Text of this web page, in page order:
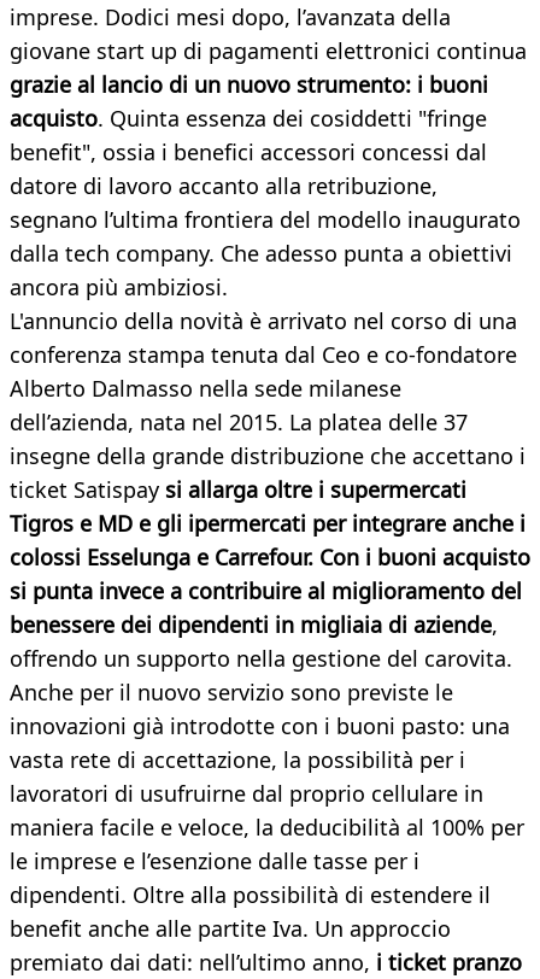
imprese. Dodici mesi dopo, l’avanzata della
giovane start up di pagamenti elettronici continua
grazie al lancio di un nuovo strumento: i buoni
acquisto. Quinta essenza dei cosiddetti "fringe
benefit", ossia i benefici accessori concessi dal
datore di lavoro accanto alla retribuzione,
segnano l’ultima frontiera del modello inaugurato
dalla tech company. Che adesso punta a obiettivi
ancora più ambiziosi.
L'annuncio della novità è arrivato nel corso di una
conferenza stampa tenuta dal Ceo e co-fondatore
Alberto Dalmasso nella sede milanese
dell’azienda, nata nel 2015. La platea delle 37
insegne della grande distribuzione che accettano i
ticket Satispay si allarga oltre i supermercati
Tigros e MD e gli ipermercati per integrare anche i
colossi Esselunga e Carrefour. Con i buoni acquisto
si punta invece a contribuire al miglioramento del
benessere dei dipendenti in migliaia di aziende,
offrendo un supporto nella gestione del carovita.
Anche per il nuovo servizio sono previste le
innovazioni già introdotte con i buoni pasto: una
vasta rete di accettazione, la possibilità per i
lavoratori di usufruirne dal proprio cellulare in
maniera facile e veloce, la deducibilità al 100% per
le imprese e l’esenzione dalle tasse per i
dipendenti. Oltre alla possibilità di estendere il
benefit anche alle partite Iva. Un approccio
premiato dai dati: nell’ultimo anno, i ticket pranzo